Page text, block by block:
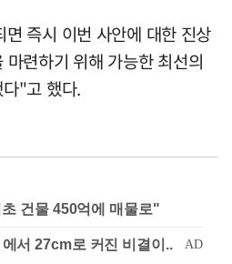
즉시 이번 사안에 대한 진상
련하기 위해 가능한 최선의
"고 했다.
건물 450억에 매물로"